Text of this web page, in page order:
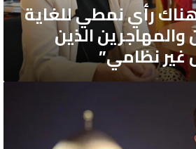
رأي نمطي للغاية
والمهاجرين الذين
غير نظامي”